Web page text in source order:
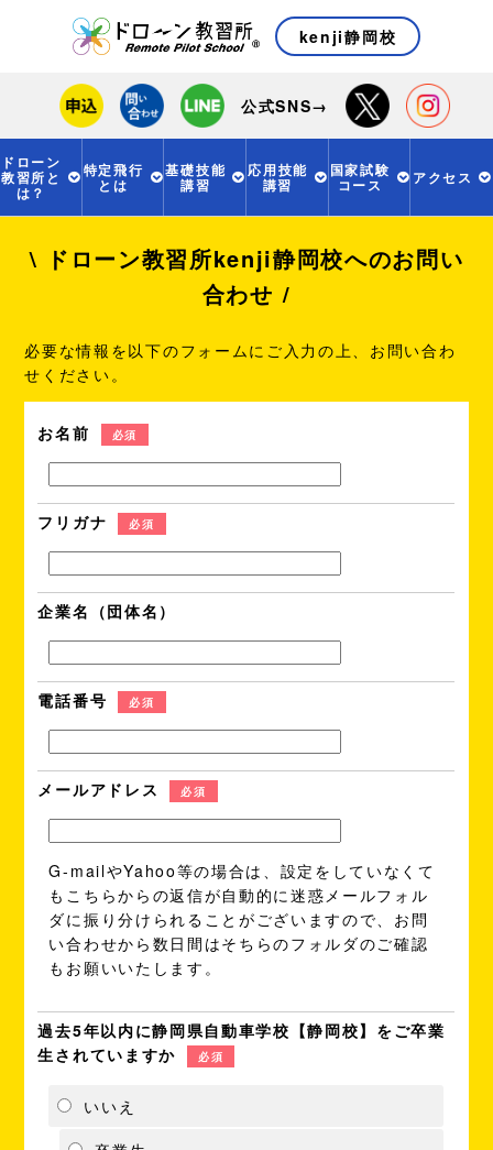
kenji静岡校
公式SNS→
ドローン
教習所と
は？
特定飛行
とは
基礎技能
講習
応用技能
講習
国家試験
コース アクセス
\ ドローン教習所kenji静岡校へのお問い
合わせ /
必要な情報を以下のフォームにご入力の上、お問い合わ
せください。
お名前 必須
フリガナ 必須
企業名（団体名）
電話番号 必須
メールアドレス 必須
G-mailやYahoo等の場合は、設定をしていなくて
もこちらからの返信が自動的に迷惑メールフォル
ダに振り分けられることがございますので、お問
い合わせから数日間はそちらのフォルダのご確認
もお願いいたします。
過去5年以内に静岡県自動車学校【静岡校】をご卒業
生されていますか
必須
いいえ